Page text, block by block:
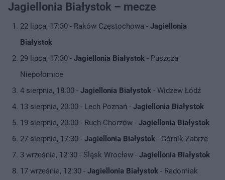
Jagiellonia Białystok – mecze
22 lipca, 17:30 - Raków Częstochowa - Jagiellonia
Białystok
29 lipca, 17:30 - Jagiellonia Białystok - Puszcza
Niepołomice
4 sierpnia, 18:00 - Jagiellonia Białystok - Widzew Łódź
13 sierpnia, 20:00 - Lech Poznań - Jagiellonia Białystok
19 sierpnia, 20:00 - Ruch Chorzów - Jagiellonia Białystok
27 sierpnia, 17:30 - Jagiellonia Białystok - Górnik Zabrze
3 września, 12:30 - Śląsk Wrocław - Jagiellonia Białystok
17 września, 12:30 - Jagiellonia Białystok - Radomiak